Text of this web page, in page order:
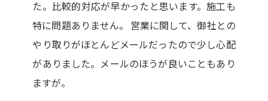
た。比較的対応が早かったと思います。施工も
特に問題ありません。 営業に関して、御社との
やり取りがほとんどメールだったので少し心配
がありました。メールのほうが良いこともあり
ますが。